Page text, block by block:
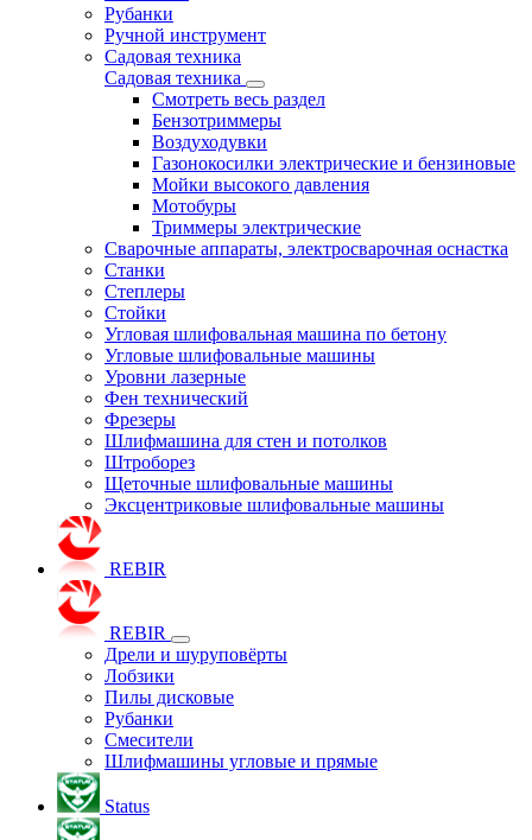
Рубанки
Ручной инструмент
Садовая техника
Садовая техника
Смотреть весь раздел
Бензотриммеры
Воздуходувки
Газонокосилки электрические и бензиновые
Мойки высокого давления
Мотобуры
Триммеры электрические
Сварочные аппараты, электросварочная оснастка
Станки
Степлеры
Стойки
Угловая шлифовальная машина по бетону
Угловые шлифовальные машины
Уровни лазерные
Фен технический
Фрезеры
Шлифмашина для стен и потолков
Штроборез
Щеточные шлифовальные машины
Эксцентриковые шлифовальные машины
REBIR
REBIR
Дрели и шуруповёрты
Лобзики
Пилы дисковые
Рубанки
Смесители
Шлифмашины угловые и прямые
Status